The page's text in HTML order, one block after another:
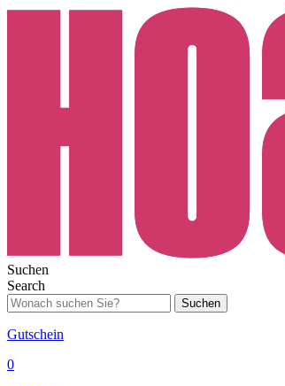
Suchen
Search
Suchen
Gutschein
0